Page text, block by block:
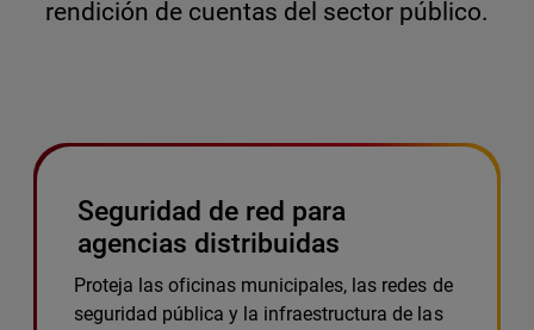
rendición de cuentas del sector público.
Seguridad de red para
agencias distribuidas
Proteja las oficinas municipales, las redes de
seguridad pública y la infraestructura de las